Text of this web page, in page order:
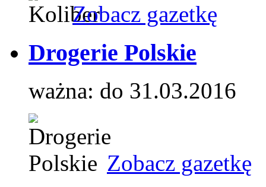
Zobacz gazetkę
Drogerie Polskie
ważna: do 31.03.2016
Zobacz gazetkę